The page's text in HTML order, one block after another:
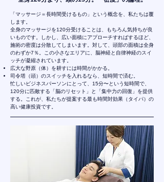
「マッサージ＝長時間受けるもの」という概念を、私たちは覆
します。
全身のマッサージを120分受けることは、もちろん気持ちが良
いものです。しかし、広い面積にアプローチすればするほど、
施術の密度は分散してしまいます。対して、頭部の面積は全身
のわずか7％。この小さなエリアに、脳神経と自律神経のスイ
ッチが凝縮されています。
広大な野原（体）を耕すには時間がかかる。
司令塔（頭）のスイッチを入れるなら、短時間で済む。
忙しいビジネスパーソンにとって、15分〜という短時間で、
120分に匹敵する「脳のリセット」と「集中力の回復」を提供
する。これが、私たちが提案する最も時間対効果（タイパ）の
高い健康投資です。